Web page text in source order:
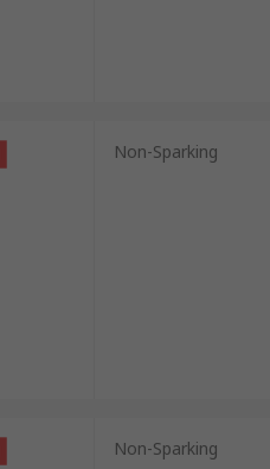
Non-Sparking
Non-Sparking